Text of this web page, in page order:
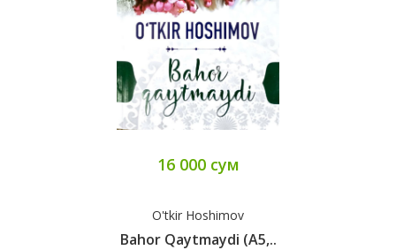
16 000 сум
O'tkir Hoshimov
Bahor Qaytmaydi (А5,..